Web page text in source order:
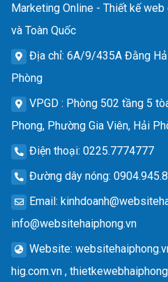
Marketing Online - Thiết kế
và Toàn Quốc
Địa chỉ: 6A/9/435A Đằng
Phòng
VPGD : Phòng 502 tầng 5
Phong, Phường Gia Viên, Hải
Điện thoại: 0225.7774777
Đường dây nóng:
Email:
info@websitehaiphong.vn
Website:
hig.com.vn ,